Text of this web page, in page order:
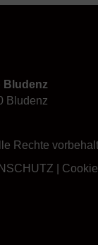
Bludenz
Bludenz
Rechte